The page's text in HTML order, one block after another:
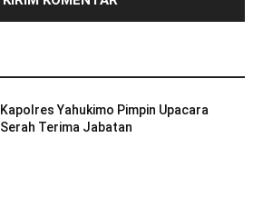
Kapolres Yahukimo Pimpin Upacara
Serah Terima Jabatan